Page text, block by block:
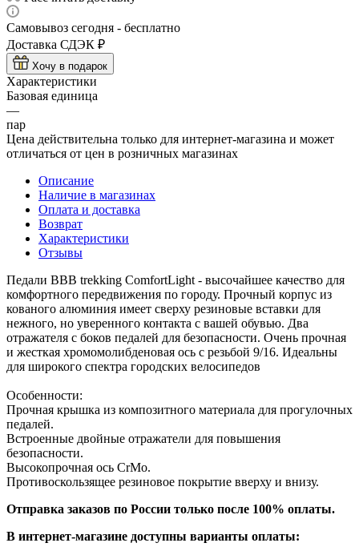
Самовывоз сегодня - бесплатно
Доставка СДЭК ₽
Хочу в подарок
Характеристики
Базовая единица
—
пар
Цена действительна только для интернет-магазина и может
отличаться от цен в розничных магазинах
Описание
Наличие в магазинах
Оплата и доставка
Возврат
Характеристики
Отзывы
Педали BBB trekking ComfortLight - высочайшее качество для
комфортного передвижения по городу. Прочный корпус из
кованого алюминия имеет сверху резиновые вставки для
нежного, но уверенного контакта с вашей обувью. Два
отражателя с боков педалей для безопасности. Очень прочная
и жесткая хромомолибденовая ось с резьбой 9/16. Идеальны
для широкого спектра городских велосипедов
Особенности:
Прочная крышка из композитного материала для прогулочных
педалей.
Встроенные двойные отражатели для повышения
безопасности.
Высокопрочная ось CrMo.
Противоскользящее резиновое покрытие вверху и внизу.
Отправка заказов по России только после 100% оплаты.
В интернет-магазине доступны варианты оплаты: